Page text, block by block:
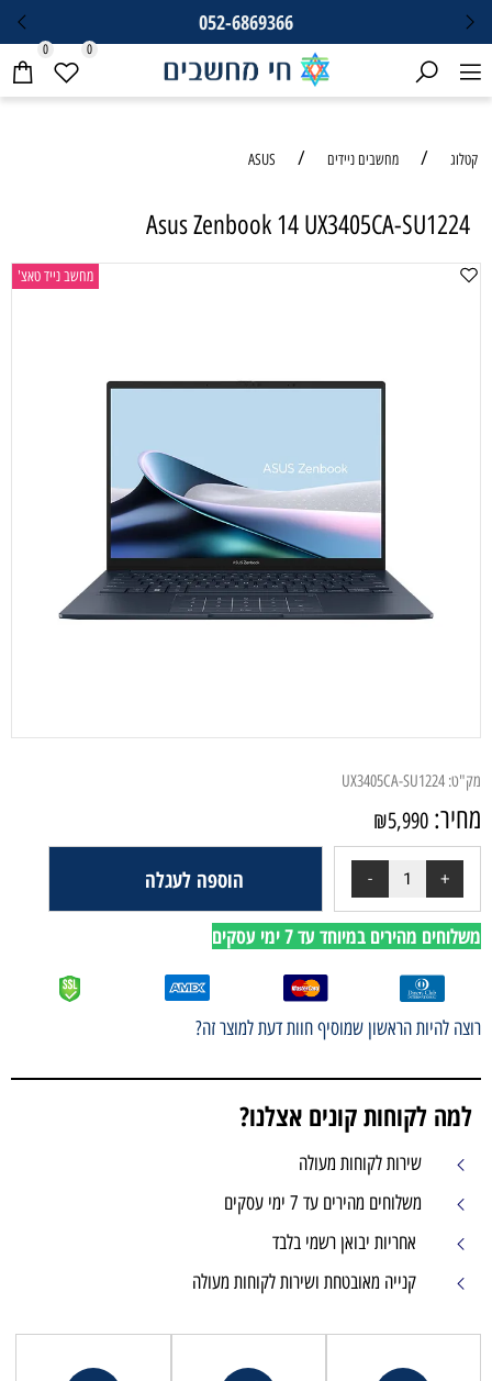
052-6869366
0 0
קטלוג / מחשבים ניידים /
ASUS
Asus Zenbook 14 UX3405CA-SU1224
מחשב נייד טאצ'
מק"ט: UX3405CA-SU1224
מחיר: ₪5,990
הוספה לעגלה
משלוחים מהירים במיוחד עד 7 ימי עסקים
רוצה להיות הראשון שמוסיף חוות דעת למוצר זה?
למה לקוחות קונים אצלנו?
שירות לקוחות מעולה
משלוחים מהירים עד 7 ימי עסקים
אחריות יבואן רשמי בלבד
קנייה מאובטחת ושירות לקוחות מעולה